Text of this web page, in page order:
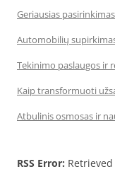
Geriausias
Automobilių
Tekinimo paslaugos ir
Kaip transformuoti
Atbulinis osmosas ir
RSS Error: